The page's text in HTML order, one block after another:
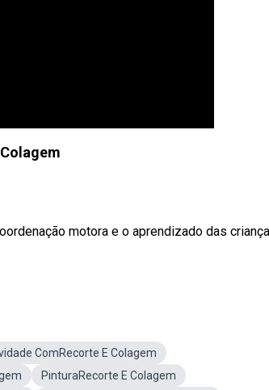
motora e o aprendizado das
ComRecorte E Colagem
PinturaRecorte E Colagem